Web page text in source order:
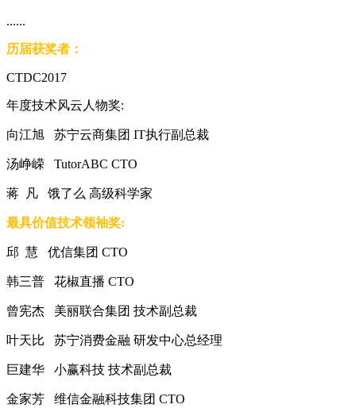
......
历届获奖者：
CTDC2017
年度技术风云人物奖:
向江旭 苏宁云商集团 IT执行副总裁
汤峥嵘 TutorABC CTO
蒋 凡 饿了么 高级科学家
最具价值技术领袖奖:
邱 慧 优信集团 CTO
韩三普 花椒直播 CTO
曾宪杰 美丽联合集团 技术副总裁
叶天比 苏宁消费金融 研发中心总经理
巨建华 小赢科技 技术副总裁
金家芳 维信金融科技集团 CTO